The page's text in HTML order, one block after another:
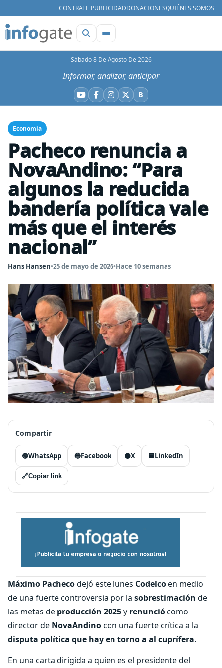
CONTRATE PUBLICIDADDONACIONESQUIÉNES SOMOS
Sábado 8 De Agosto De 2026
Informar, analizar, anticipar
YouTube
Facebook
Instagram
X BBluesky
Economía
Pacheco renuncia a
NovaAndino: “Para
algunos la reducida
bandería política vale
más que el interés
nacional”
Hans Hansen•25 de mayo de 2026•Hace 10 semanas
Compartir
🟢WhatsApp 🔵Facebook ⚫X 🟦LinkedIn
🔗Copiar link
Máximo Pachecodejó este lunes Codelcoen medio
de una fuerte controversia por la sobrestimación de
las metas de producción 2025y renunciócomo
director de NovaAndinocon una fuerte crítica a la
disputa política que hay en torno a al cuprífera.
En una carta dirigida a quien es el presidente del